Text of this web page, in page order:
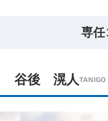
専任
谷後 滉人TANIGO